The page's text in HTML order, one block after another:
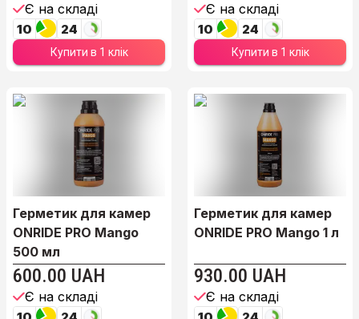
Є на складі
10 24
Купити в 1 клік
Є на складі
10 24
Купити в 1 клік
Герметик для камер
ONRIDE PRO Mango
500 мл
600.00 UAH
Є на складі
Герметик для камер
ONRIDE PRO Mango 1 л
930.00 UAH
Є на складі